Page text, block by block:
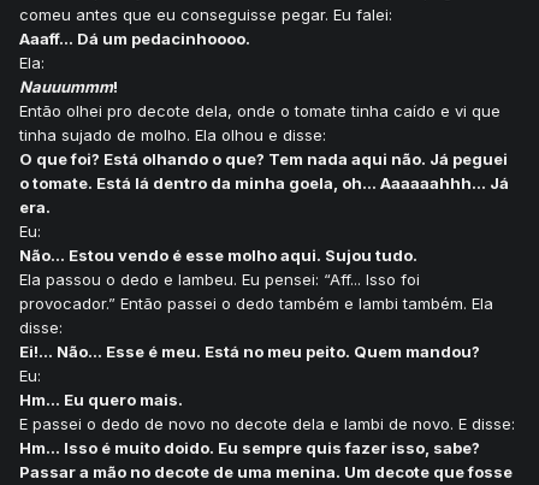
comeu antes que eu conseguisse pegar. Eu falei:
Aaaff... Dá um pedacinhoooo.
Ela:
Nauuummm!
Então olhei pro decote dela, onde o tomate tinha caído e vi que
tinha sujado de molho. Ela olhou e disse:
O que foi? Está olhando o que? Tem nada aqui não. Já peguei
o tomate. Está lá dentro da minha goela, oh... Aaaaaahhh... Já
era.
Eu:
Não... Estou vendo é esse molho aqui. Sujou tudo.
Ela passou o dedo e lambeu. Eu pensei: “Aff... Isso foi
provocador.” Então passei o dedo também e lambi também. Ela
disse:
Ei!... Não... Esse é meu. Está no meu peito. Quem mandou?
Eu:
Hm... Eu quero mais.
E passei o dedo de novo no decote dela e lambi de novo. E disse:
Hm... Isso é muito doido. Eu sempre quis fazer isso, sabe?
Passar a mão no decote de uma menina. Um decote que fosse